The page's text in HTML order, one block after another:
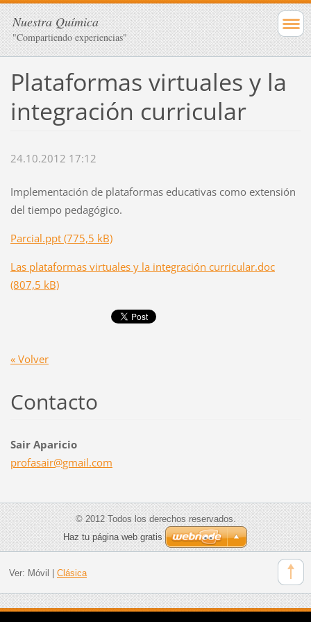
Nuestra Química
"Compartiendo experiencias"
Plataformas virtuales y la
integración curricular
24.10.2012 17:12
Implementación de plataformas educativas como extensión
del tiempo pedagógico.
Parcial.ppt (775,5 kB)
Las plataformas virtuales y la integración curricular.doc
(807,5 kB)
« Volver
Contacto
Sair Aparicio
profasair@gmail.com
© 2012 Todos los derechos reservados.
Haz tu página web gratis
Ver: Móvil Clásica